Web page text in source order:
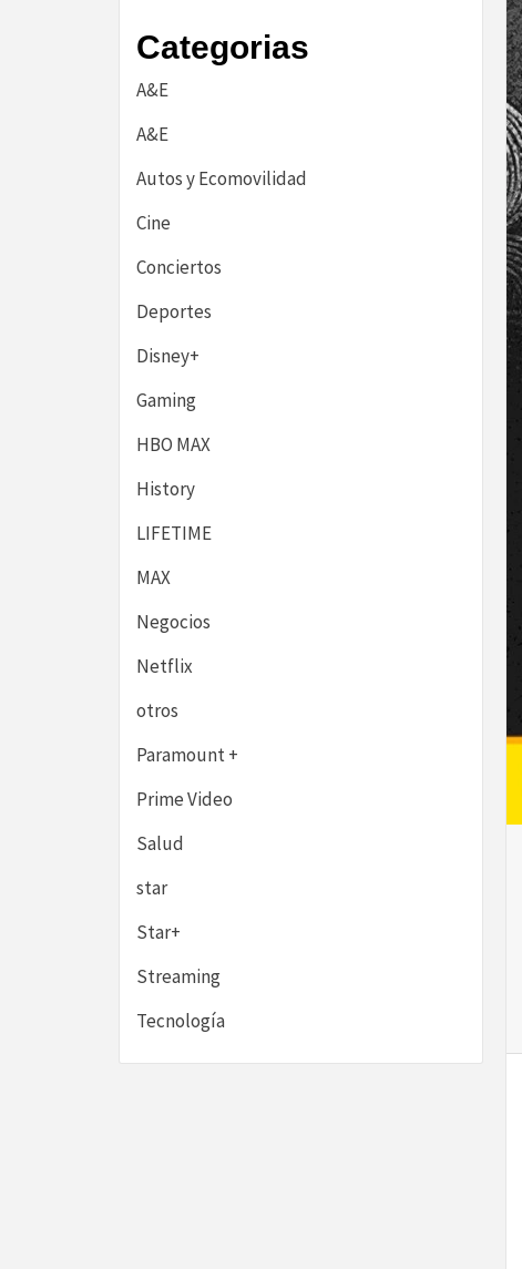
Categorias
A&E
A&E
Autos y Ecomovilidad
Cine
Conciertos
Deportes
Disney+
Gaming
HBO MAX
History
LIFETIME
MAX
Negocios
Netflix
otros
Paramount +
Prime Video
Salud
star
Star+
Streaming
Tecnología